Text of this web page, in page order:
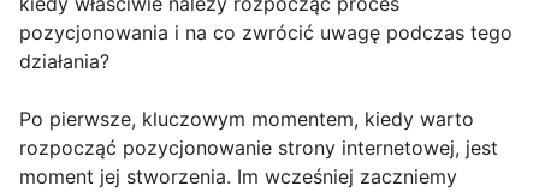
pozycjonowania i na co zwrócić uwagę podczas tego
działania?
Po pierwsze, kluczowym momentem, kiedy warto
rozpocząć pozycjonowanie strony internetowej, jest
moment jej stworzenia. Im wcześniej zaczniemy